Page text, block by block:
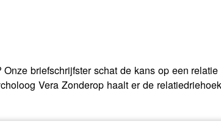
briefschrijfster schat de kans op een
Vera Zonderop haalt er de